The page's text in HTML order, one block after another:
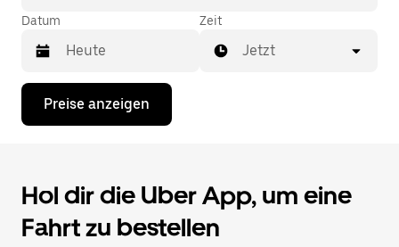
Datum
Drücke
Nach-
mit
dem
Kalender
zu
Zeit
Jetzt
Preise anzeigen
Hol dir die Uber App, um eine
Fahrt zu bestellen